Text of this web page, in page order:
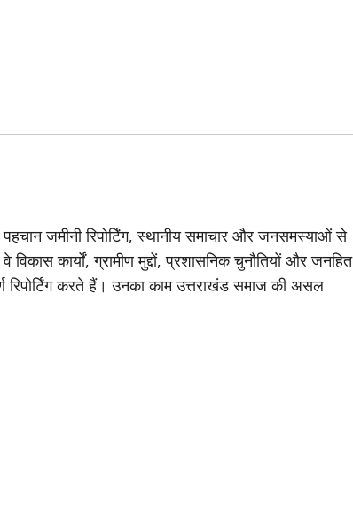
जमीनी रिपोर्टिंग, स्थानीय समाचार और जनसमस्याओं से
कार्यों, ग्रामीण मुद्दों, प्रशासनिक चुनौतियों और जनहित
करते हैं। उनका काम उत्तराखंड समाज की असल